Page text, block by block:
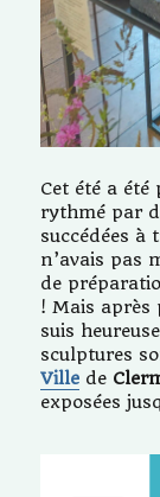
Cet été a
rythmé par
succédées à
n’avais pas
de
! Mais après
suis
sculptures
Ville de
exposées